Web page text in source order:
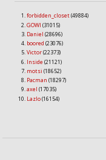
forbidden_closet(49884)
GOWI (31015)
Daniel (28696)
boored (23076)
Victor(22373)
Inside (21121)
motsi (18652)
Pacman (18297)
axel (17035)
Lazlo(16154)